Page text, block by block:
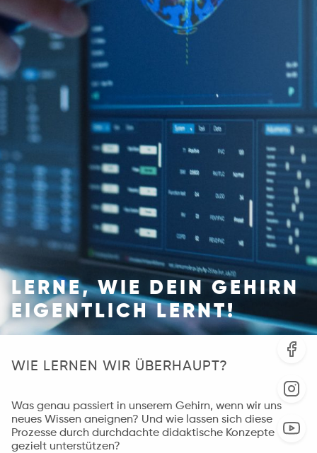
LERNE, WIE DEIN GEHIRN
EIGENTLICH LERNT!
WIE LERNEN WIR ÜBERHAUPT?
Was genau passiert in unserem Gehirn, wenn wir uns
neues Wissen aneignen? Und wie lassen sich diese
Prozesse durch durchdachte didaktische Konzepte
gezielt unterstützen?